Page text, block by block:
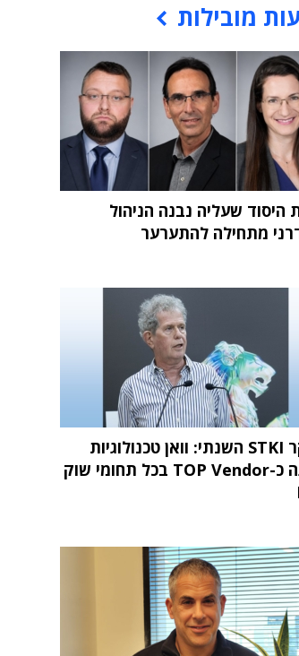
מובילות
היסוד שעליה נבנה הניהול
מתחילה להתערער
מחקר STKI השנתי: וואן טכנולוגיות
דורגה כ-TOP Vendor בכל תחומי שוק